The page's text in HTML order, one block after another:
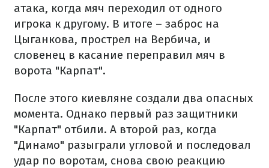
атака, когда мяч переходил от одного
игрока к другому. В итоге – заброс на
Цыганкова, прострел на Вербича, и
словенец в касание переправил мяч в
ворота "Карпат".
После этого киевляне создали два опасных
момента. Однако первый раз защитники
"Карпат" отбили. А второй раз, когда
"Динамо" разыграли угловой и последовал
удар по воротам, снова свою реакцию